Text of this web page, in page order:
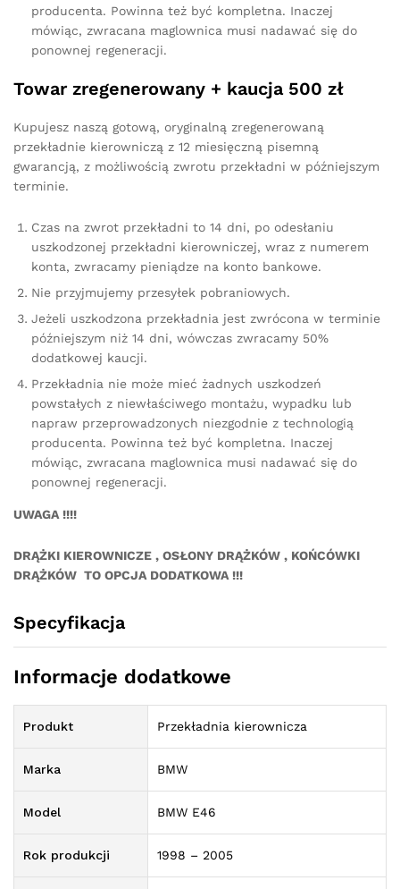
producenta. Powinna też być kompletna. Inaczej
mówiąc, zwracana maglownica musi nadawać się do
ponownej regeneracji.
Towar zregenerowany + kaucja 500 zł
Kupujesz naszą gotową, oryginalną zregenerowaną
przekładnie kierowniczą z 12 miesięczną pisemną
gwarancją, z możliwością zwrotu przekładni w późniejszym
terminie.
Czas na zwrot przekładni to 14 dni, po odesłaniu
uszkodzonej przekładni kierowniczej, wraz z numerem
konta, zwracamy pieniądze na konto bankowe.
Nie przyjmujemy przesyłek pobraniowych.
Jeżeli uszkodzona przekładnia jest zwrócona w terminie
późniejszym niż 14 dni, wówczas zwracamy 50%
dodatkowej kaucji.
Przekładnia nie może mieć żadnych uszkodzeń
powstałych z niewłaściwego montażu, wypadku lub
napraw przeprowadzonych niezgodnie z technologią
producenta. Powinna też być kompletna. Inaczej
mówiąc, zwracana maglownica musi nadawać się do
ponownej regeneracji.
UWAGA !!!!
DRĄŻKI KIEROWNICZE , OSŁONY DRĄŻKÓW , KOŃCÓWKI
DRĄŻKÓW TO OPCJA DODATKOWA !!!
Specyfikacja
Informacje dodatkowe
Produkt Przekładnia kierownicza
Marka BMW
Model BMW E46
Rok produkcji 1998 – 2005